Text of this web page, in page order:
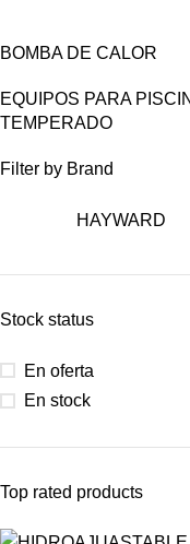
Filter by Brand
HAYWARD
Stock status
En oferta
En stock
Top rated products
BOMBA DE CALOR
HP21124T
EQUIPOS PARA
TEMPERADO